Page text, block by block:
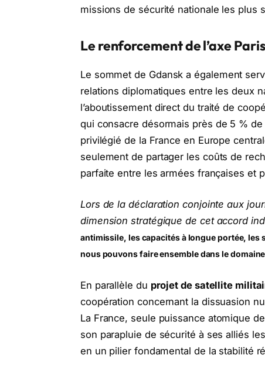
missions de sécurité nationale les plus
Le renforcement de l’axe
Le sommet de Gdansk a également
relations diplomatiques entre les deux
l’aboutissement direct du traité de
qui consacre désormais près de 5 %
privilégié de la France en Europe
seulement de partager les coûts de
parfaite entre les armées françaises et
Lors de la déclaration conjointe aux
dimension stratégique de cet accord
antimissile, les capacités à longue portée, les
nous pouvons faire ensemble dans le
En parallèle du projet de satellite
coopération concernant la dissuasion
La France, seule puissance atomique
son parapluie de sécurité à ses alliés
en un pilier fondamental de la stabilité